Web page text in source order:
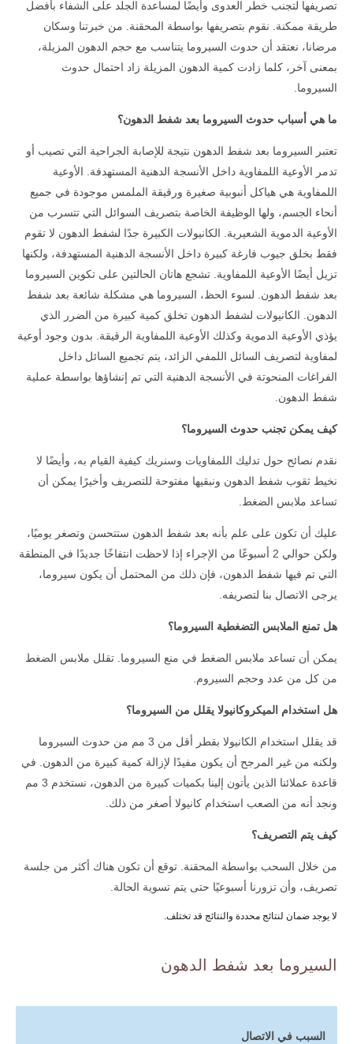
تصريفها لتجنب خطر العدوى وأيضًا لمساعدة الجلد على الشفاء بأفضل
طريقة ممكنة. نقوم بتصريفها بواسطة المحقنة. من خبرتنا وسكان
مرضانا، نعتقد أن حدوث السيروما يتناسب مع حجم الدهون المزيلة،
بمعنى آخر، كلما زادت كمية الدهون المزيلة زاد احتمال حدوث
السيروما.
ما هي أسباب حدوث السيروما بعد شفط الدهون؟
تعتبر السيروما بعد شفط الدهون نتيجة للإصابة الجراحية التي تصيب أو
تدمر الأوعية اللمفاوية داخل الأنسجة الدهنية المستهدفة. الأوعية
اللمفاوية هي هياكل أنبوبية صغيرة ورقيقة الملمس موجودة في جميع
أنحاء الجسم، ولها الوظيفة الخاصة بتصريف السوائل التي تتسرب من
الأوعية الدموية الشعيرية. الكانيولات الكبيرة جدًا لشفط الدهون لا تقوم
فقط بخلق جيوب فارغة كبيرة داخل الأنسجة الدهنية المستهدفة، ولكنها
تزيل أيضًا الأوعية اللمفاوية. تشجع هاتان الحالتين على تكوين السيروما
بعد شفط الدهون. لسوء الحظ، السيروما هي مشكلة شائعة بعد شفط
الدهون. الكانيولات لشفط الدهون تخلق كمية كبيرة من الضرر الذي
يؤذي الأوعية الدموية وكذلك الأوعية اللمفاوية الرقيقة. بدون وجود أوعية
لمفاوية لتصريف السائل اللمفي الزائد، يتم تجميع السائل داخل
الفراغات المنحوتة في الأنسجة الدهنية التي تم إنشاؤها بواسطة عملية
شفط الدهون.
كيف يمكن تجنب حدوث السيروما؟
نقدم نصائح حول تدليك اللمفاويات وسنريك كيفية القيام به، وأيضًا لا
نخيط ثقوب شفط الدهون ونبقيها مفتوحة للتصريف وأخيرًا يمكن أن
تساعد ملابس الضغط.
عليك أن تكون على علم بأنه بعد شفط الدهون ستتحسن وتصغر يوميًا،
ولكن حوالي 2 أسبوعًا من الإجراء إذا لاحظت انتفاخًا جديدًا في المنطقة
التي تم فيها شفط الدهون، فإن ذلك من المحتمل أن يكون سيروما،
يرجى الاتصال بنا لتصريفه.
هل تمنع الملابس التضغطية السيروما؟
يمكن أن تساعد ملابس الضغط في منع السيروما. تقلل ملابس الضغط
من كل من عدد وحجم السيروم.
هل استخدام الميكروكانيولا يقلل من السيروما؟
قد يقلل استخدام الكانيولا بقطر أقل من 3 مم من حدوث السيروما
ولكنه من غير المرجح أن يكون مفيدًا لإزالة كمية كبيرة من الدهون. في
قاعدة عملائنا الذين يأتون إلينا بكميات كبيرة من الدهون، نستخدم 3 مم
ونجد أنه من الصعب استخدام كانيولا أصغر من ذلك.
كيف يتم التصريف؟
من خلال السحب بواسطة المحقنة. توقع أن تكون هناك أكثر من جلسة
تصريف، وأن تزورنا أسبوعيًا حتى يتم تسوية الحالة.
لا يوجد ضمان لنتائج محددة والنتائج قد تختلف.
السيروما بعد شفط الدهون
السبب في الاتصال